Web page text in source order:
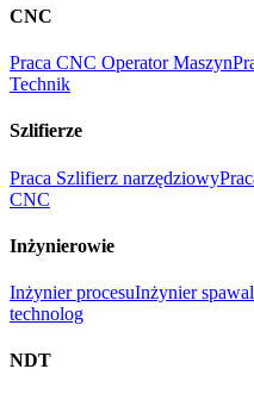
CNC
Praca CNC Operator Maszyn
Technik
Szlifierze
Praca Szlifierz narzędziowy
CNC
Inżynierowie
Inżynier procesuInżynier
technolog
NDT